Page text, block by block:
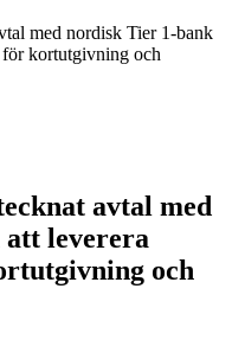
med nordisk Tier 1-bank
kortutgivning och
avtal med
leverera
och